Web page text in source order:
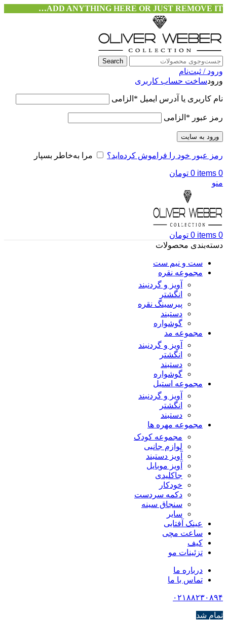
ADD ANYTHING HERE OR JUST REMOVE IT…
Search
ورود / ثبت‌نام
ورودساخت حساب کاربری
نام کاربری یا آدرس ایمیل * الزامی
رمز عبور * الزامی
ورود به سایت
رمز عبور خود را فراموش کرده‌اید؟ مرا به‌خاطر بسپار
0
items
0 تومان
منو
0
items
0 تومان
دسته‌بندی محصولات
ست و نیم ست
مجموعه نقره
آویز و گردنبند
انگشتر
پیرسینگ نقره
دستبند
گوشواره
مجموعه مد
آویز و گردنبند
انگشتر
دستبند
گوشواره
مجموعه استیل
آویز و گردنبند
انگشتر
دستبند
مجموعه مهره ها
مجموعه کودک
لوازم جانبی
آویز دستبند
آویز موبایل
جاکلیدی
خودکار
دکمه سردست
سنجاق سینه
سایر
عینک آفتابی
ساعت مچی
کیف
تزئینات مو
درباره ما
تماس با ما
۰۲۱۸۸۲۳۰۸۹۴
تمام شد